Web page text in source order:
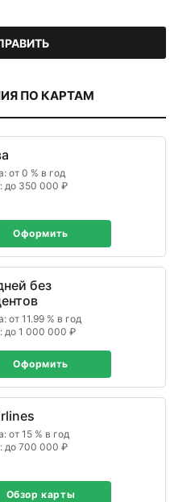
ПО КАРТАМ
от 0 % в год
до 350 000 ₽
Оформить
без
от 11.99 % в год
до 1 000 000 ₽
Оформить
от 15 % в год
до 700 000 ₽
Обзор карты